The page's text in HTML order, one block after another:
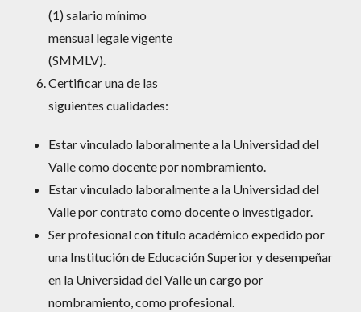
(1) salario mínimo
mensual legale vigente
(SMMLV).
Certificar una de las
siguientes cualidades:
Estar vinculado laboralmente a la Universidad del
Valle como docente por nombramiento.
Estar vinculado laboralmente a la Universidad del
Valle por contrato como docente o investigador.
Ser profesional con título académico expedido por
una Institución de Educación Superior y desempeñar
en la Universidad del Valle un cargo por
nombramiento, como profesional.